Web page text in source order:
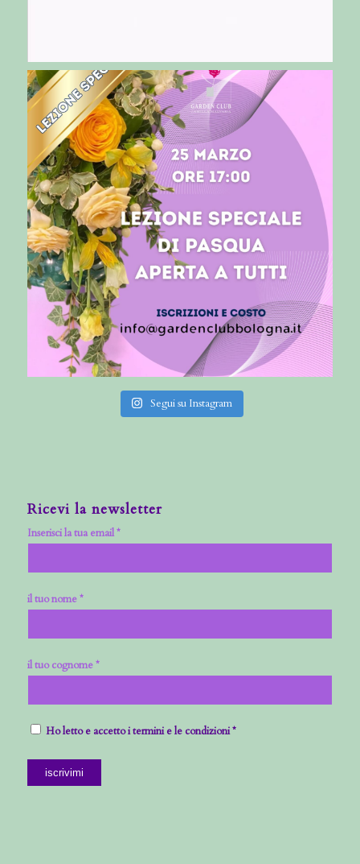
Segui su Instagram
Ricevi la newsletter
Inserisci la tua email *
il tuo nome *
il tuo cognome *
Ho letto e accetto i termini e le condizioni *